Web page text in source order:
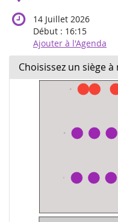
14 Juillet 2026
Début : 16:15
Ajouter à l'Agenda
Choisissez un siège